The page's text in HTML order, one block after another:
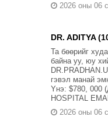
2026 оны 06
DR. ADITYA
Та бөөрийг
байна уу, юу
гэвэл манай
Yнэ: $780, 000
HOSPITAL
2026 оны 06